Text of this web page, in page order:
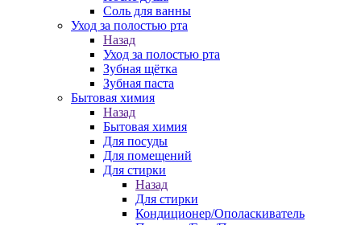
Соль для ванны
Уход за полостью рта
Назад
Уход за полостью рта
Зубная щётка
Зубная паста
Бытовая химия
Назад
Бытовая химия
Для посуды
Для помещений
Для стирки
Назад
Для стирки
Кондиционер/Ополаскиватель